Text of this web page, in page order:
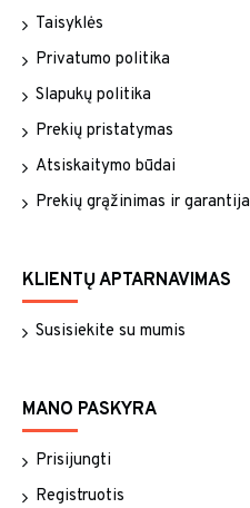
Taisyklės
Privatumo politika
Slapukų politika
Prekių pristatymas
Atsiskaitymo būdai
Prekių grąžinimas ir garantija
KLIENTŲ APTARNAVIMAS
Susisiekite su mumis
MANO PASKYRA
Prisijungti
Registruotis